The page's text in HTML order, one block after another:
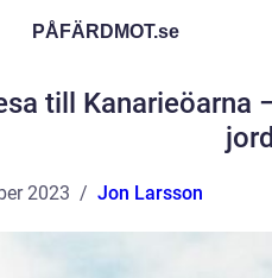
PÅFÄRDMOT.se
till Kanarieöarna
2023 Jon Larsson